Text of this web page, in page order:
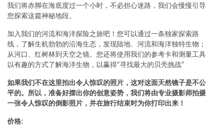
我们将赤脚在海底度过一个小时，不必担心迷路，我们会慢慢引导
您探索这篇神秘地段。
加入我们的河流和海洋探险之旅吧！您可以通过一条独家探索路
线，了解生机勃勃的沿海生态，发现陆地、河流和海洋独特生物；
从河口、红树林到天空之镜。您还将使用我们的参考卡和测量工具
以有趣的方式了解海洋生物，以赢得“寻找最大的贝壳挑战”
如果我们不在这里拍出令人惊叹的照片，这对这面天然镜子是不公
平的。所以，准备好摆出你的创意姿势，我们将由专业摄影师拍摄
一张令人惊叹的倒影照片，并在旅行结束时为你打印出来！
价格: